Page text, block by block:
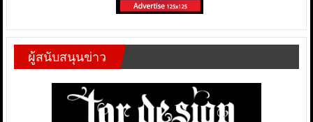
ผู้สนับสนุนข่าว